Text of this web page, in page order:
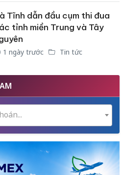
Tĩnh dẫn đầu cụm thi đua
tỉnh miền Trung và Tây
1 ngày trước Tin tức